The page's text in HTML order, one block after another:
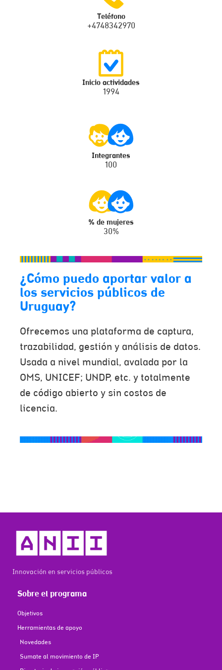
Teléfono
+4748342970
Inicio actividades
1994
Integrantes
100
% de mujeres
30%
¿Cómo puedo aportar valor a
los servicios públicos de
Uruguay?
Ofrecemos una plataforma de captura,
trazabilidad, gestión y análisis de datos.
Usada a nivel mundial, avalada por la
OMS, UNICEF; UNDP, etc. y totalmente
de código abierto y sin costos de
licencia.
Innovación en servicios públicos
Sobre el programa
Objetivos
Herramientas de apoyo
Novedades
Sumate al movimiento de IP